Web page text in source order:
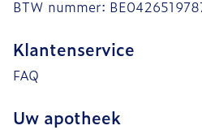
BTW nummer:
Klantenservice
FAQ
Uw apotheek